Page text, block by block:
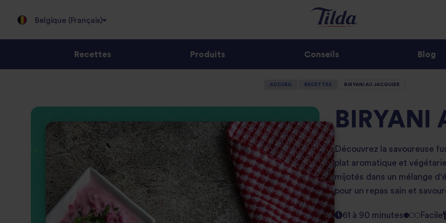
Belgique (Français)
Recettes Produits Conseils Blog
ACCUEIL RECETTES BIRYANI AU JACQUIER
BIRYANI
Découvrez la savoureuse
plat aromatique et
mijotés dans un mélange
pour un repas sain et
61 à 90 minutes Facile